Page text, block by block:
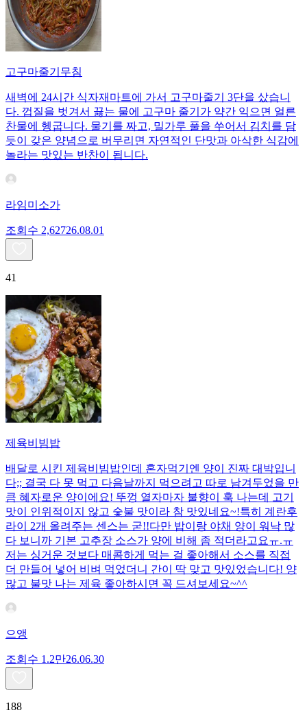
고구마줄기무침
새벽에 24시간 식자재마트에 가서 고구마줄기 3단을 샀습니
다. 껍질을 벗겨서 끓는 물에 고구마 줄기가 약간 익으면 얼른
찬물에 헹굽니다. 물기를 짜고, 밀가루 풀을 쑤어서 김치를 담
듯이 갖은 양념으로 버무리면 자연적인 단맛과 아삭한 식감에
놀라는 맛있는 반찬이 됩니다.
라임미소가
조회수 2,62726.08.01
41
제육비빔밥
배달로 시킨 제육비빔밥인데 혼자먹기엔 양이 진짜 대박입니
다;; 결국 다 못 먹고 다음날까지 먹으려고 따로 남겨두었을 만
큼 혜자로운 양이에요! 뚜껑 열자마자 불향이 훅 나는데 고기
맛이 인위적이지 않고 숯불 맛이라 참 맛있네요~!특히 계란후
라이 2개 올려주는 센스는 굳!! ​다만 밥이랑 야채 양이 워낙 많
다 보니까 기본 고추장 소스가 양에 비해 좀 적더라고요ㅠ.ㅠ
저는 싱거운 것보다 매콤하게 먹는 걸 좋아해서 소스를 직접
더 만들어 넣어 비벼 먹었더니 간이 딱 맞고 맛있었습니다! 양
많고 불맛 나는 제육 좋아하시면 꼭 드셔보세요~^^
으앵
조회수 1.2만26.06.30
188